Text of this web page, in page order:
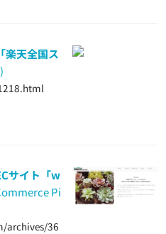
楽天全国ス
サイト「w
Pi
archives/36